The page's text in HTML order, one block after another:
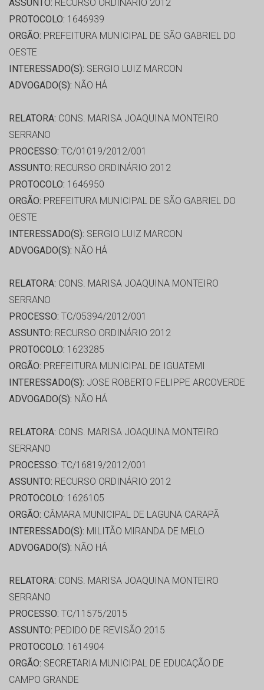
ASSUNTO: RECURSO ORDINÁRIO 2012
PROTOCOLO: 1646939
ORGÃO: PREFEITURA MUNICIPAL DE SÃO GABRIEL DO
OESTE
INTERESSADO(S): SERGIO LUIZ MARCON
ADVOGADO(S): NÃO HÁ
RELATORA: CONS. MARISA JOAQUINA MONTEIRO
SERRANO
PROCESSO: TC/01019/2012/001
ASSUNTO: RECURSO ORDINÁRIO 2012
PROTOCOLO: 1646950
ORGÃO: PREFEITURA MUNICIPAL DE SÃO GABRIEL DO
OESTE
INTERESSADO(S): SERGIO LUIZ MARCON
ADVOGADO(S): NÃO HÁ
RELATORA: CONS. MARISA JOAQUINA MONTEIRO
SERRANO
PROCESSO: TC/05394/2012/001
ASSUNTO: RECURSO ORDINÁRIO 2012
PROTOCOLO: 1623285
ORGÃO: PREFEITURA MUNICIPAL DE IGUATEMI
INTERESSADO(S): JOSE ROBERTO FELIPPE ARCOVERDE
ADVOGADO(S): NÃO HÁ
RELATORA: CONS. MARISA JOAQUINA MONTEIRO
SERRANO
PROCESSO: TC/16819/2012/001
ASSUNTO: RECURSO ORDINÁRIO 2012
PROTOCOLO: 1626105
ORGÃO: CÂMARA MUNICIPAL DE LAGUNA CARAPÃ
INTERESSADO(S): MILITÃO MIRANDA DE MELO
ADVOGADO(S): NÃO HÁ
RELATORA: CONS. MARISA JOAQUINA MONTEIRO
SERRANO
PROCESSO: TC/11575/2015
ASSUNTO: PEDIDO DE REVISÃO 2015
PROTOCOLO: 1614904
ORGÃO: SECRETARIA MUNICIPAL DE EDUCAÇÃO DE
CAMPO GRANDE